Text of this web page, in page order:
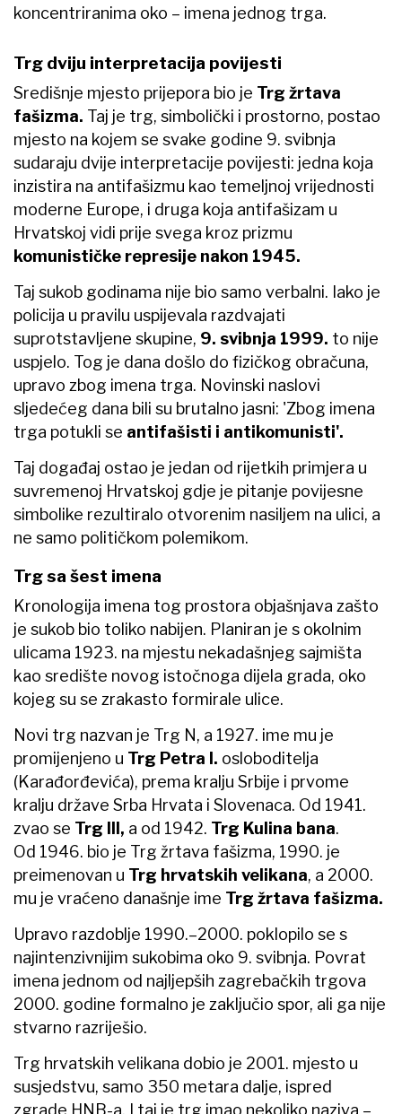
koncentriranima oko – imena jednog trga.
Trg dviju interpretacija povijesti
Središnje mjesto prijepora bio je Trg žrtava
fašizma. Taj je trg, simbolički i prostorno, postao
mjesto na kojem se svake godine 9. svibnja
sudaraju dvije interpretacije povijesti: jedna koja
inzistira na antifašizmu kao temeljnoj vrijednosti
moderne Europe, i druga koja antifašizam u
Hrvatskoj vidi prije svega kroz prizmu
komunističke represije nakon 1945.
Taj sukob godinama nije bio samo verbalni. Iako je
policija u pravilu uspijevala razdvajati
suprotstavljene skupine, 9. svibnja 1999. to nije
uspjelo. Tog je dana došlo do fizičkog obračuna,
upravo zbog imena trga. Novinski naslovi
sljedećeg dana bili su brutalno jasni: 'Zbog imena
trga potukli se antifašisti i antikomunisti'.
Taj događaj ostao je jedan od rijetkih primjera u
suvremenoj Hrvatskoj gdje je pitanje povijesne
simbolike rezultiralo otvorenim nasiljem na ulici, a
ne samo političkom polemikom.
Trg sa šest imena
Kronologija imena tog prostora objašnjava zašto
je sukob bio toliko nabijen. Planiran je s okolnim
ulicama 1923. na mjestu nekadašnjeg sajmišta
kao središte novog istočnoga dijela grada, oko
kojeg su se zrakasto formirale ulice.
Novi trg nazvan je Trg N, a 1927. ime mu je
promijenjeno u Trg Petra I. osloboditelja
(Karađorđevića), prema kralju Srbije i prvome
kralju države Srba Hrvata i Slovenaca. Od 1941.
zvao se Trg III, a od 1942. Trg Kulina bana.
Od 1946. bio je Trg žrtava fašizma, 1990. je
preimenovan u Trg hrvatskih velikana, a 2000.
mu je vraćeno današnje ime Trg žrtava fašizma.
Upravo razdoblje 1990.–2000. poklopilo se s
najintenzivnijim sukobima oko 9. svibnja. Povrat
imena jednom od najljepših zagrebačkih trgova
2000. godine formalno je zaključio spor, ali ga nije
stvarno razriješio.
Trg hrvatskih velikana dobio je 2001. mjesto u
susjedstvu, samo 350 metara dalje, ispred
zgrade HNB-a. I taj je trg imao nekoliko naziva –